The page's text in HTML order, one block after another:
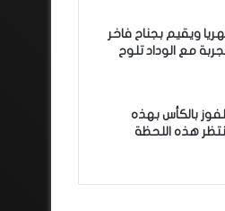
مليون شهريا ويقيم بجناح فاخر
مع الوداد تلوح
بالكأس بهذه
هذه اللحظة